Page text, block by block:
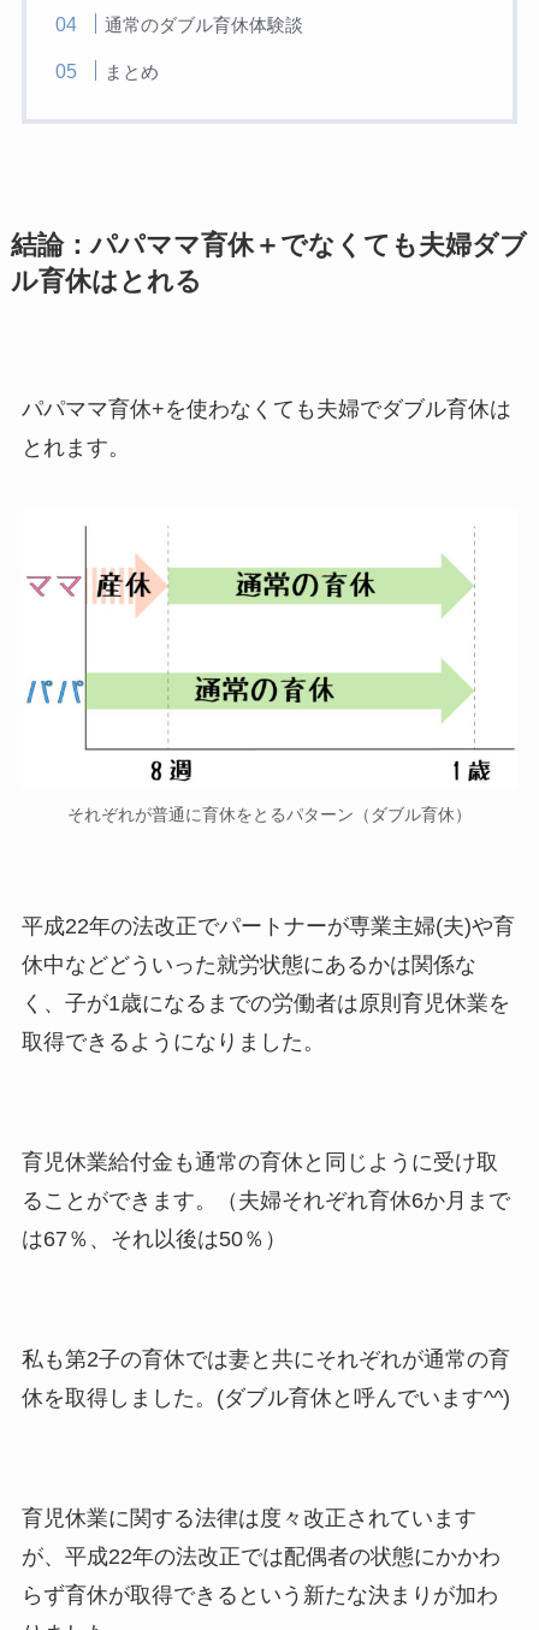
通常のダブル育休体験談
まとめ
結論：パパママ育休＋でなくても夫婦ダブ
ル育休はとれる
パパママ育休+を使わなくても夫婦でダブル育休は
とれます。
それぞれが普通に育休をとるパターン（ダブル育休）
平成22年の法改正でパートナーが専業主婦(夫)や育
休中などどういった就労状態にあるかは関係な
く、子が1歳になるまでの労働者は原則育児休業を
取得できるようになりました。
育児休業給付金も通常の育休と同じように受け取
ることができます。（夫婦それぞれ育休6か月まで
は67％、それ以後は50％）
私も第2子の育休では妻と共にそれぞれが通常の育
休を取得しました。(ダブル育休と呼んでいます^^)
育児休業に関する法律は度々改正されています
が、平成22年の法改正では配偶者の状態にかかわ
らず育休が取得できるという新たな決まりが加わ